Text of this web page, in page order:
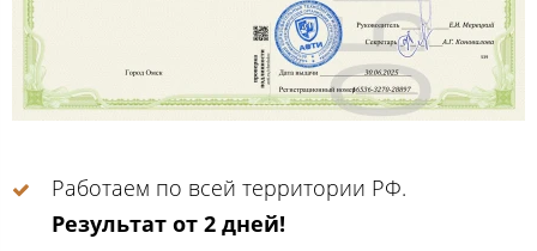
Работаем по всей территории РФ.
Результат от 2 дней!